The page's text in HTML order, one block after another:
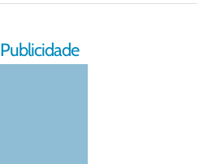
Publicidade